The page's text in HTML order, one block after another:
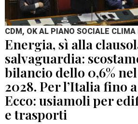
CDM, OK AL PIANO SOCIALE
Energia, sì alla
salvaguardia:
bilancio dello 0,6% nel
2028. Per l’Italia fino
Ecco: usiamoli per
e trasporti